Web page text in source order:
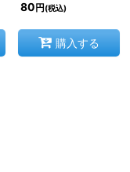
80 円 (税込)
購入する